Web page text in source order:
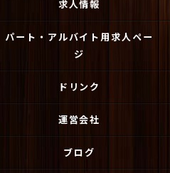
求人情報
パート・アルバイト用求人ペー
ジ
ドリンク
運営会社
ブログ